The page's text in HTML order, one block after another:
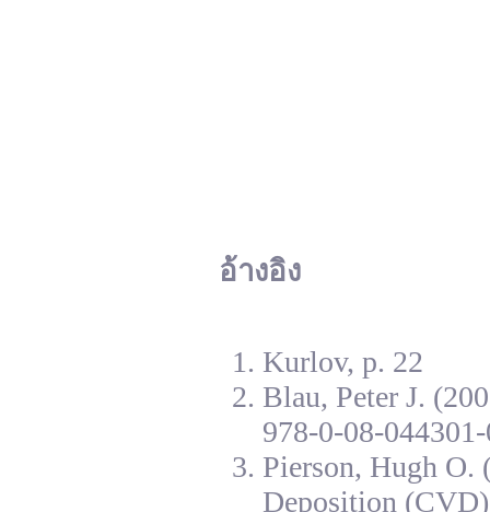
อ้างอิง
Kurlov, p. 22
Blau, Peter J.
978-0-08-
Pierson, Hugh O.
Deposition